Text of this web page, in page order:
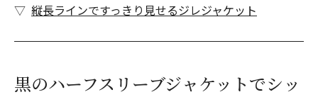
縦長ラインですっきり見せるジレジャケット
黒のハーフスリーブジャケットでシッ